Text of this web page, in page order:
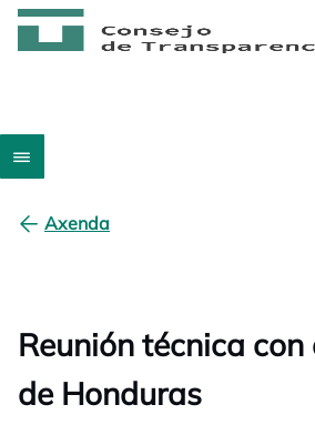
Axenda
Reunión técnica
de Honduras